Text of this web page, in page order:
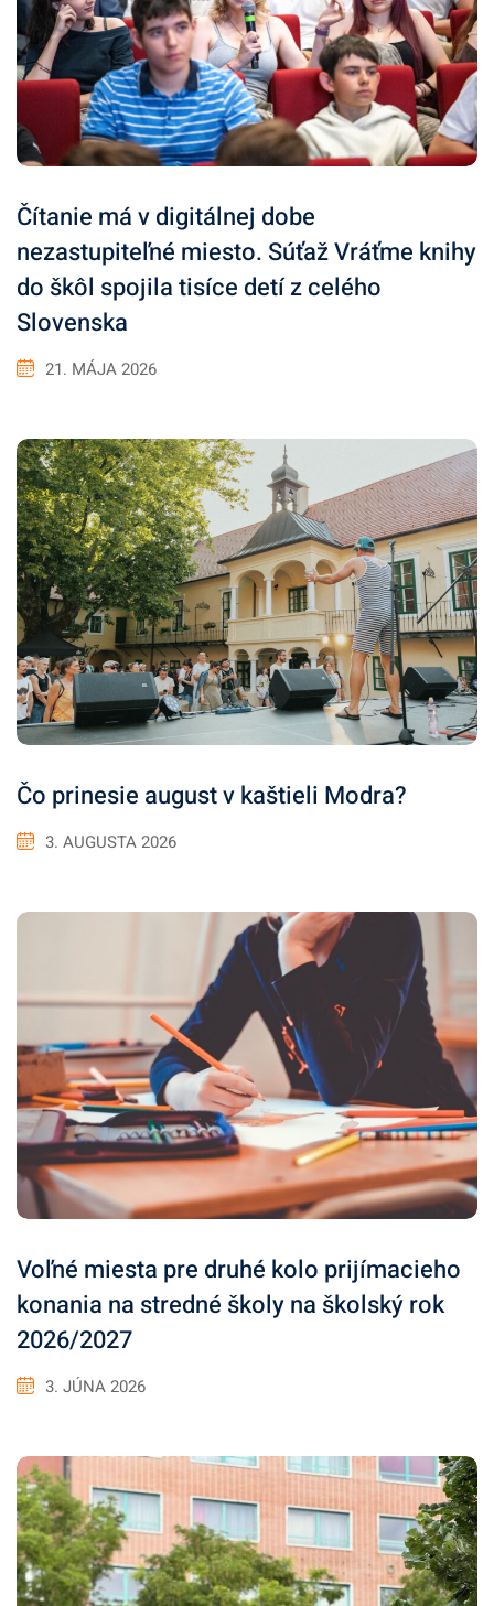
Čítanie má v digitálnej dobe
nezastupiteľné miesto. Súťaž Vráťme knihy
do škôl spojila tisíce detí z celého
Slovenska
21. MÁJA 2026
Čo prinesie august v kaštieli Modra?
3. AUGUSTA 2026
Voľné miesta pre druhé kolo prijímacieho
konania na stredné školy na školský rok
2026/2027
3. JÚNA 2026